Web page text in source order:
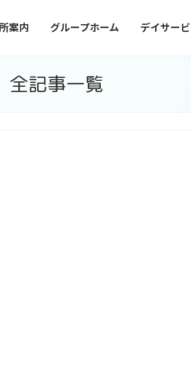
案内 グループホーム デイサー
全記事一覧